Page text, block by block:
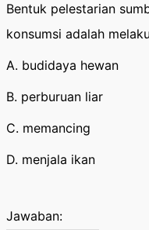
Bentuk pelestarian
konsumsi adalah
A. budidaya hewan
B. perburuan liar
C. memancing
D. menjala ikan
Jawaban: